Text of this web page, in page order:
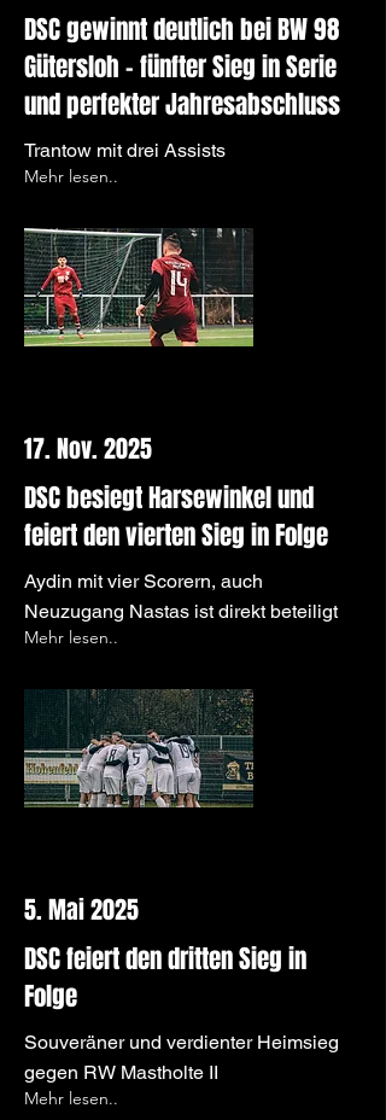
DSC gewinnt deutlich bei BW 98
Gütersloh – fünfter Sieg in Serie
und perfekter Jahresabschluss
Trantow mit drei Assists
Mehr lesen..
17. Nov. 2025
DSC besiegt Harsewinkel und
feiert den vierten Sieg in Folge
Aydin mit vier Scorern, auch
Neuzugang Nastas ist direkt beteiligt
Mehr lesen..
5. Mai 2025
DSC feiert den dritten Sieg in
Folge
Souveräner und verdienter Heimsieg
gegen RW Mastholte II
Mehr lesen..